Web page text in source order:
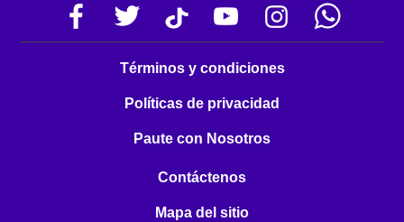
Términos y condiciones
Políticas de privacidad
Paute con Nosotros
Contáctenos
Mapa del sitio